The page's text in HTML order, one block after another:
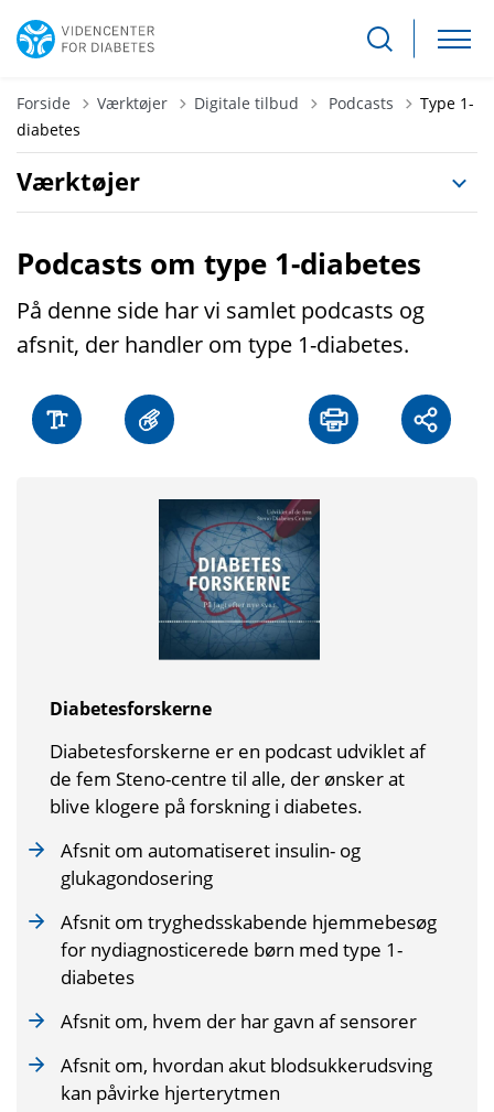
Forside Værktøjer Digitale tilbud Tilbage til
Podcasts
Type 1-
diabetes
Værktøjer
Podcasts om type 1-diabetes
På denne side har vi samlet podcasts og
afsnit, der handler om type 1-diabetes.
Diabetesforskerne
Diabetesforskerne er en podcast udviklet af
de fem Steno-centre til alle, der ønsker at
blive klogere på forskning i diabetes.
Afsnit om automatiseret insulin- og
glukagondosering
Afsnit om tryghedsskabende hjemmebesøg
for nydiagnosticerede børn med type 1-
diabetes
Afsnit om, hvem der har gavn af sensorer
Afsnit om, hvordan akut blodsukkerudsving
kan påvirke hjerterytmen